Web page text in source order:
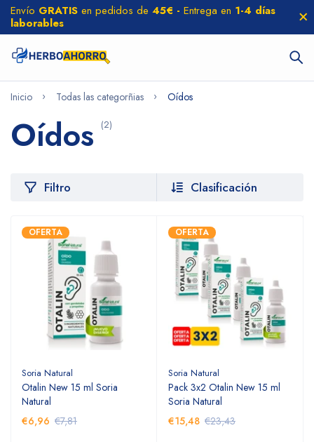
Envío GRATIS en pedidos de 45€ - Entrega en 1-4 días
laborables
Inicio Todas las categorñias Oídos
Oídos (2)
Filtro Clasificación
OFERTA
Soria Natural
Otalin New 15 ml Soria
Natural
€6,96 €7,81
OFERTA
Soria Natural
Pack 3x2 Otalin New 15 ml
Soria Natural
€15,48 €23,43